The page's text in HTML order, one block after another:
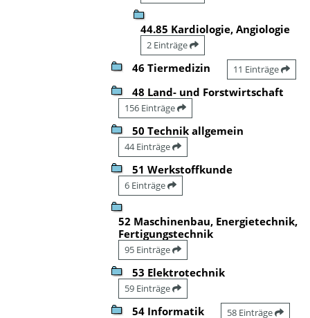
44.85 Kardiologie, Angiologie
2 Einträge
46 Tiermedizin 11 Einträge
48 Land- und Forstwirtschaft
156 Einträge
50 Technik allgemein
44 Einträge
51 Werkstoffkunde
6 Einträge
52 Maschinenbau, Energietechnik,
Fertigungstechnik
95 Einträge
53 Elektrotechnik
59 Einträge
54 Informatik 58 Einträge